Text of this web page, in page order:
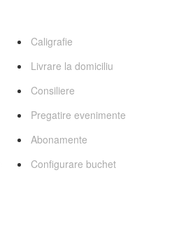
Caligrafie
Livrare la domiciliu
Consiliere
Pregatire evenimente
Abonamente
Configurare buchet